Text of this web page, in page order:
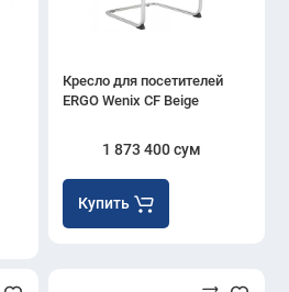
Кресло для посетителей
ERGO Wenix CF Beige
1 873 400 сум
Купить